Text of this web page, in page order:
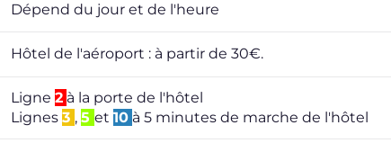
Dépend du jour et de l'heure
Hôtel de l'aéroport : à partir de 30€.
Ligne2 à la porte de l'hôtel
Lignes3 ,5et10 à 5 minutes de marche de l'hôtel